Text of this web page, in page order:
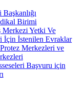
Birimi
Merkezi Yetki Ve
İçin İstenilen Evraklar
Merkezleri ve
Başvuru için